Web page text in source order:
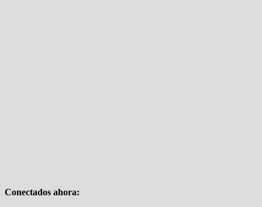
Conectados ahora: